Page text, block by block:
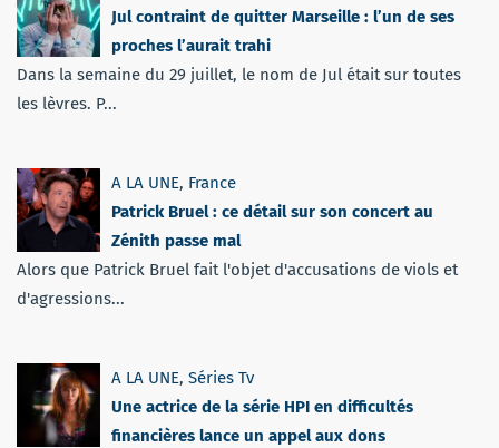
Jul contraint de quitter Marseille : l’un de ses
proches l’aurait trahi
Dans la semaine du 29 juillet, le nom de Jul était sur toutes
les lèvres. P...
A LA UNE, France
Patrick Bruel : ce détail sur son concert au
Zénith passe mal
Alors que Patrick Bruel fait l'objet d'accusations de viols et
d'agressions...
A LA UNE, Séries Tv
Une actrice de la série HPI en difficultés
financières lance un appel aux dons